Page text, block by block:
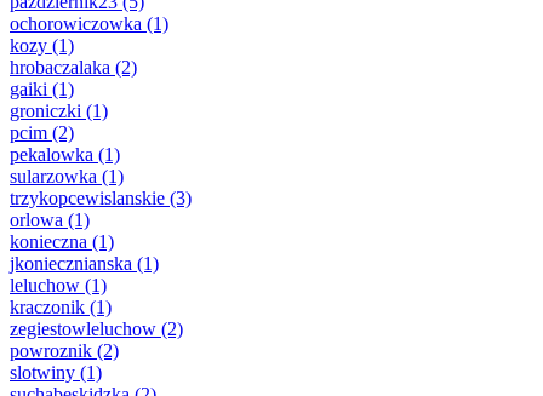
ochorowiczowka (1)
kozy (1)
hrobaczalaka (2)
gaiki (1)
groniczki (1)
pcim (2)
pekalowka (1)
sularzowka (1)
trzykopcewislanskie (3)
orlowa (1)
konieczna (1)
jkoniecznianska (1)
leluchow (1)
kraczonik (1)
zegiestowleluchow (2)
powroznik (2)
slotwiny (1)